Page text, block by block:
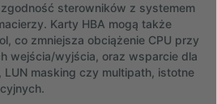
sterowników z systemem
Karty HBA mogą także
co zmniejsza obciążenie CPU przy
wejścia/wyjścia, oraz wsparcie dla
masking czy multipath, istotne